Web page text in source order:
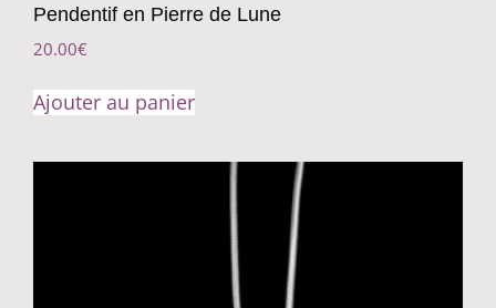
Pendentif en Pierre de Lune
20.00€
Ajouter au panier